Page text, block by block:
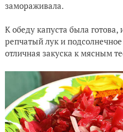
замораживала.
К обеду капуста была готова,
репчатый лук и
отличная закуска к мясным